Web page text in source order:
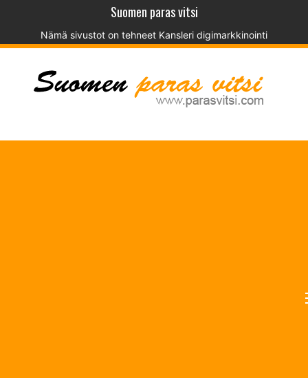
Suomen paras vitsi
Nämä sivustot on tehneet Kansleri digimarkkinointi